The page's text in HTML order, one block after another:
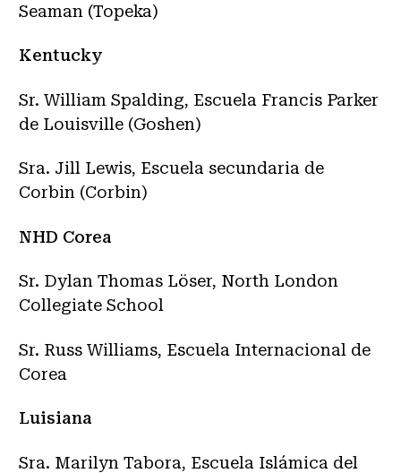
Seaman (Topeka)
Kentucky
Sr. William Spalding, Escuela Francis Parker
de Louisville (Goshen)
Sra. Jill Lewis, Escuela secundaria de
Corbin (Corbin)
NHD Corea
Sr. Dylan Thomas Löser, North London
Collegiate School
Sr. Russ Williams, Escuela Internacional de
Corea
Luisiana
Sra. Marilyn Tabora, Escuela Islámica del